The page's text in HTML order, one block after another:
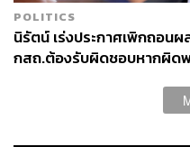
POLITICS
นิรัตน์ เร่งประกาศเพิกถอน
กสถ.ต้องรับผิดชอบหากผิด